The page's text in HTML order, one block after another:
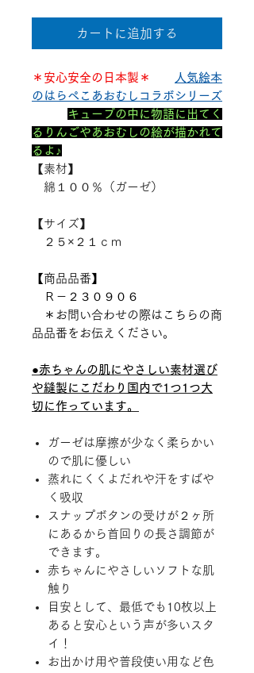
格
カートに追加する
＊安心安全の日本製＊
人気絵本
のはらぺこあおむしコラボシリーズ
キューブの中に物語に出てく
るりんごやあおむしの絵が描かれて
るよ♪
【素材】
綿１００％（ガーゼ）
【サイズ】
２５×２１ｃｍ
【商品品番】
Ｒ－２３０９０６
＊お問い合わせの際はこちらの商
品品番をお伝えください。
●赤ちゃんの肌にやさしい素材選び
や縫製にこだわり国内で1つ1つ大
切に作っています。
ガーゼは摩擦が少なく柔らかい
ので肌に優しい
蒸れにくくよだれや汗をすばや
く吸収
スナップボタンの受けが２ヶ所
にあるから首回りの長さ調節が
できます。
赤ちゃんにやさしいソフトな肌
触り
目安として、最低でも10枚以上
あると安心という声が多いスタ
イ！
お出かけ用や普段使い用など色